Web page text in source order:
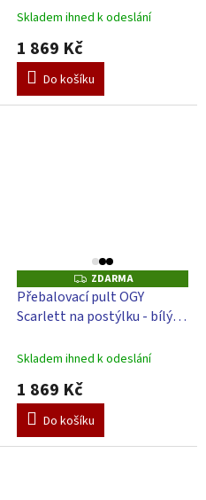
Galaxy - Zelená
Skladem ihned k odeslání
1 869 Kč
Do košíku
Z
D
A
R
M
ZDARMA
Přebalovací pult OGY
Scarlett na postýlku - bílý -
Galaxy - béžová
Skladem ihned k odeslání
1 869 Kč
Do košíku